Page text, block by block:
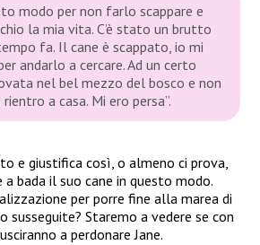
modo per non farlo scappare e
la mia vita. C’è stato un brutto
fa. Il cane è scappato, io mi
andarlo a cercare. Ad un certo
nel bel mezzo del bosco e non
a casa. Mi ero persa”.
e giustifica così, o almeno ci prova,
a bada il suo cane in questo modo.
per porre fine alla marea di
susseguite? Staremo a vedere se con
a perdonare Jane.